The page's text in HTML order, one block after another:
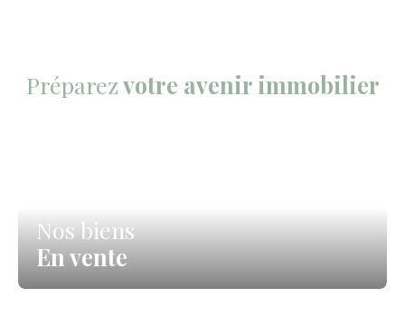
Préparezvotre avenir immobilier
Nos biens
En vente